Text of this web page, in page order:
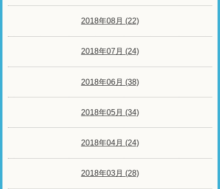
2018年08月 (22)
2018年07月 (24)
2018年06月 (38)
2018年05月 (34)
2018年04月 (24)
2018年03月 (28)